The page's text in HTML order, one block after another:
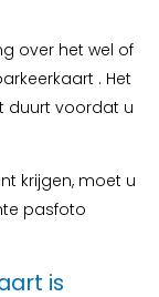
over het wel of
. Het
duurt voordat u
krijgen, moet u
pasfoto
is